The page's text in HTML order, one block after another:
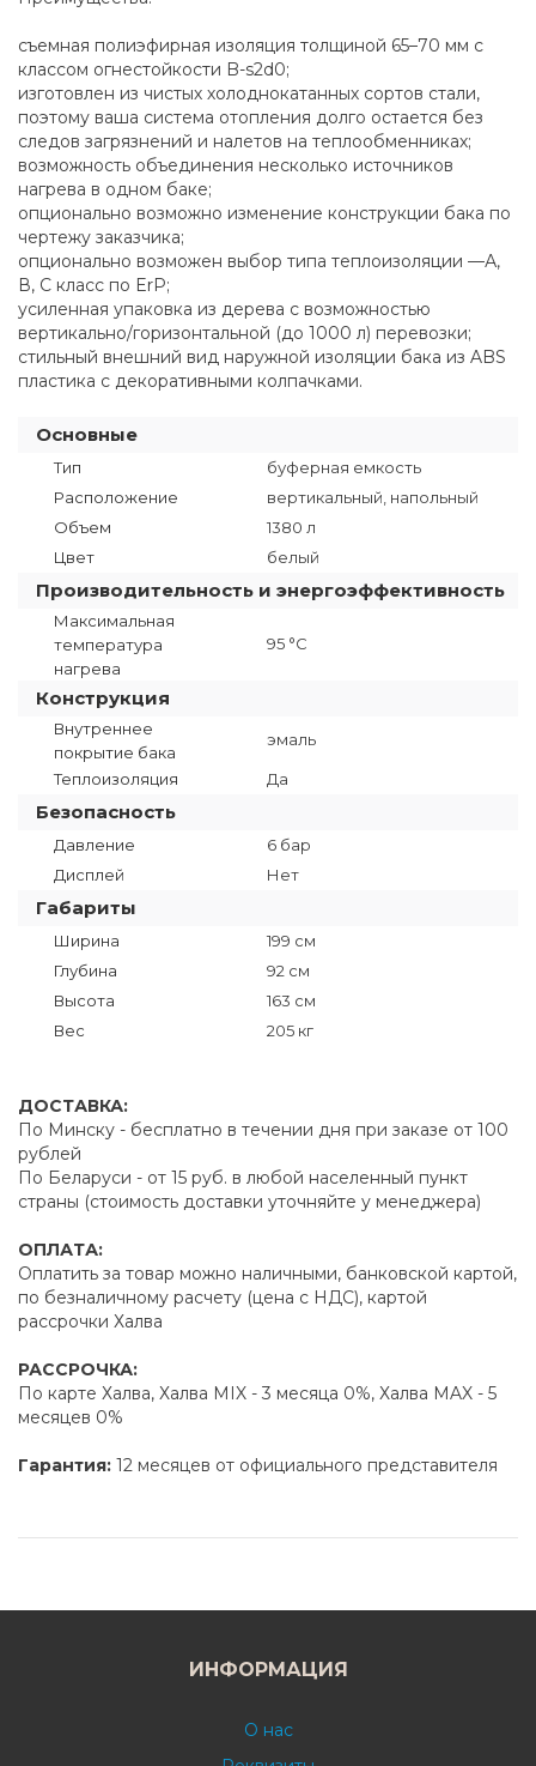
съемная полиэфирная изоляция толщиной 65–70 мм с
классом огнестойкости B-s2d0;
изготовлен из чистых холоднокатанных сортов стали,
поэтому ваша система отопления долго остается без
следов загрязнений и налетов на теплообменниках;
возможность объединения несколько источников
нагрева в одном баке;
опционально возможно изменение конструкции бака по
чертежу заказчика;
опционально возможен выбор типа теплоизоляции —А,
В, С класс по ErP;
усиленная упаковка из дерева с возможностью
вертикально/горизонтальной (до 1000 л) перевозки;
cтильный внешний вид наружной изоляции бака из ABS
пластика с декоративными колпачками.
Основные
Тип
буферная емкость
Расположение
вертикальный, напольный
Объем
1380 л
Цвет
белый
Производительность и энергоэффективность
Максимальная
температура
нагрева
95 °C
Конструкция
Внутреннее
покрытие бака
эмаль
Теплоизоляция Да
Безопасность
Давление
6 бар
Дисплей
Нет
Габариты
Ширина
199 см
Глубина
92 см
Высота
163 см
Вес
205 кг
ДОСТАВКА:
По Минску - бесплатно в течении дня при заказе от 100
рублей
По Беларуси - от 15 руб. в любой населенный пункт
страны (стоимость доставки уточняйте у менеджера)
ОПЛАТА:
Оплатить за товар можно наличными, банковской картой,
по безналичному расчету (цена с НДС), картой
рассрочки Халва
РАССРОЧКА:
По карте Халва, Халва MIX - 3 месяца 0%, Халва MAX - 5
месяцев 0%
Гарантия: 12 месяцев от официального представителя
ИНФОРМАЦИЯ
О нас